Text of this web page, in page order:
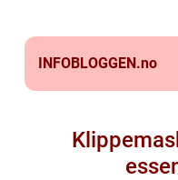
INFOBLOGGEN.no